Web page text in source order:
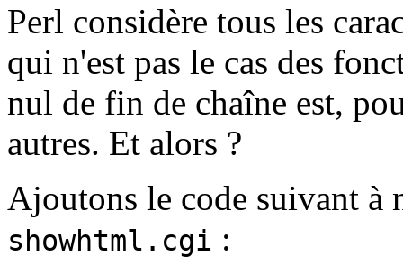
Perl considère tous les
qui n'est pas le cas des
nul de fin de chaîne est,
autres. Et alors ?
Ajoutons le code suivant à
showhtml.cgi :